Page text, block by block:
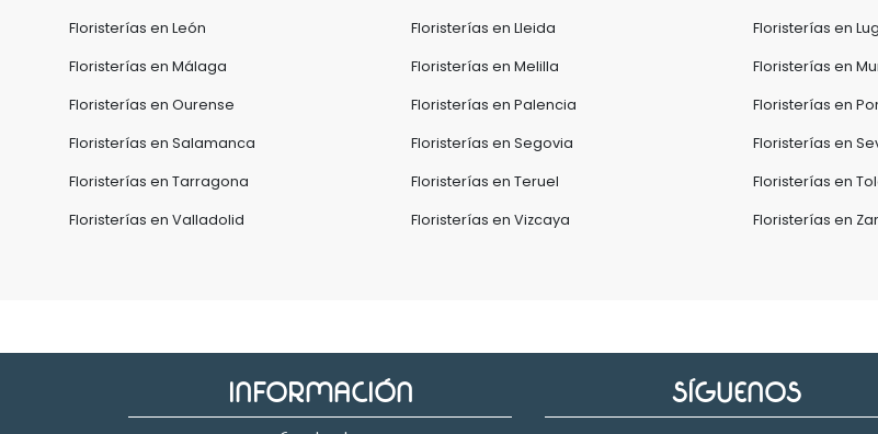
Floristerías en León Floristerías en Lleida Floristerías en
Floristerías en Málaga Floristerías en Melilla Floristerías en
Floristerías en Ourense Floristerías en Palencia Floristerías en
Floristerías en Salamanca Floristerías en Segovia Floristerías en
Floristerías en Tarragona Floristerías en Teruel Floristerías en
Floristerías en Valladolid Floristerías en Vizcaya Floristerías en
INFORMACIÓN SÍGUENOS